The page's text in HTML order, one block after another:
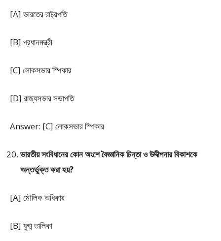
[A] ভারতের রাষ্ট্রপতি
[B] প্রধানমন্ত্রী
[C] লোকসভার স্পিকার
[D] রাজ্যসভার সভাপতি
Answer: [C] লোকসভার স্পিকার
ভারতীয় সংবিধানের কোন অংশে বৈজ্ঞানিক চিন্তা ও উদ্দীপনার বিকাশকে
অন্তর্ভুক্ত করা হয়?
[A] মৌলিক অধিকার
[B] যুগ্ম তালিকা